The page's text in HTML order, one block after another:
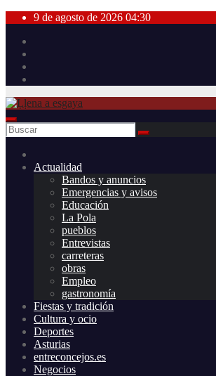
Saltar
contenido
9 de agosto de 2026 04:30
Actualidad
Bandos y anuncios
Emergencias y avisos
Educación
La Pola
pueblos
Entrevistas
carreteras
obras
Empleo
gastronomía
Fiestas y tradición
Cultura y ocio
Deportes
Asturias
entreconcejos.es
Negocios